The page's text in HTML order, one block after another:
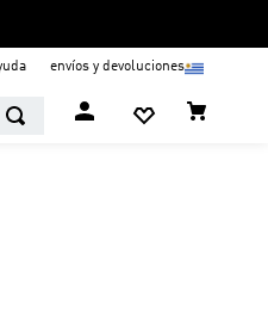
envíos y devoluciones